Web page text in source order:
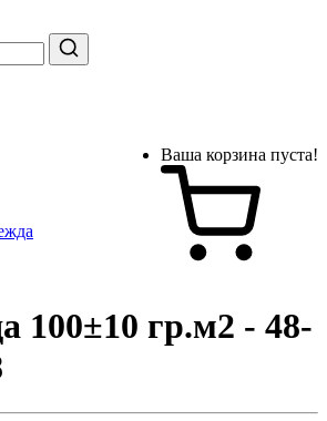
Ваша корзина пуста!
100±10 гр.м2 - 48-